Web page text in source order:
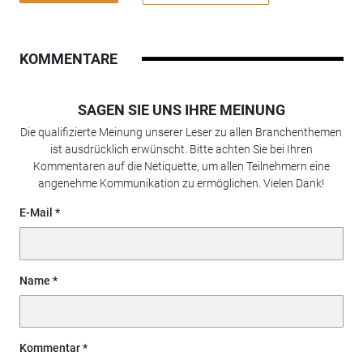
KOMMENTARE
SAGEN SIE UNS IHRE MEINUNG
Die qualifizierte Meinung unserer Leser zu allen Branchenthemen
ist ausdrücklich erwünscht. Bitte achten Sie bei Ihren
Kommentaren auf die Netiquette, um allen Teilnehmern eine
angenehme Kommunikation zu ermöglichen. Vielen Dank!
E-Mail
Name
Kommentar